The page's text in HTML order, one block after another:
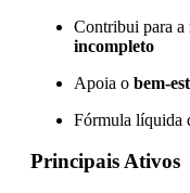
Contribui para a
incompleto
Apoia o bem-
Fórmula líquida
Principais Ativos